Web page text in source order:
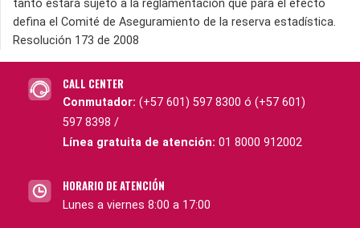
tanto estará sujeto a la reglamentación que para el efecto
defina el Comité de Aseguramiento de la reserva estadística.
Resolución 173 de 2008
CALL CENTER
Conmutador: (+57 601) 597 8300 ó (+57 601)
597 8398 /
Línea gratuita de atención: 01 8000 912002
HORARIO DE ATENCIÓN
Lunes a viernes 8:00 a 17:00